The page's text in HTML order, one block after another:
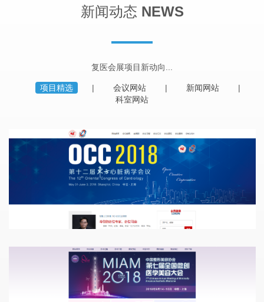
新闻动态 NEWS
复医会展项目新动向...
项目精选 会议网站
新闻网站
科室网站